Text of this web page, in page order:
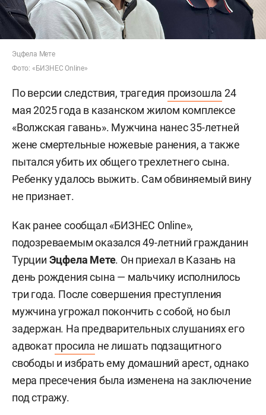
Эцфела Мете
Фото: «БИЗНЕС Online»
По версии следствия, трагедия произошла 24
мая 2025 года в казанском жилом комплексе
«Волжская гавань». Мужчина нанес 35-летней
жене смертельные ножевые ранения, а также
пытался убить их общего трехлетнего сына.
Ребенку удалось выжить. Сам обвиняемый вину
не признает.
Как ранее сообщал «БИЗНЕС Online»,
подозреваемым оказался 49-летний гражданин
Турции Эцфела Мете. Он приехал в Казань на
день рождения сына — мальчику исполнилось
три года. После совершения преступления
мужчина угрожал покончить с собой, но был
задержан. На предварительных слушаниях его
адвокатпросила не лишать подзащитного
свободы и избрать ему домашний арест, однако
мера пресечения была изменена на заключение
под стражу.